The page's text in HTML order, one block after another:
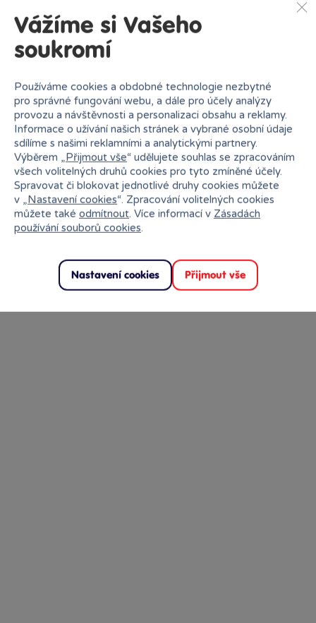
Vážíme si Vašeho
soukromí
Používáme cookies a obdobné technologie nezbytné
pro správné fungování webu, a dále pro účely analýzy
provozu a návštěvnosti a personalizaci obsahu a reklamy.
Informace o užívání našich stránek a vybrané osobní údaje
sdílíme s našimi reklamními a analytickými partnery.
Výběrem „Přijmout vše“ udělujete souhlas se zpracováním
všech volitelných druhů cookies pro tyto zmíněné účely.
Spravovat či blokovat jednotlivé druhy cookies můžete
v „Nastavení cookies“. Zpracování volitelných cookies
můžete také odmítnout. Více informací v Zásadách
používání souborů cookies.
Nastavení cookies Přijmout vše